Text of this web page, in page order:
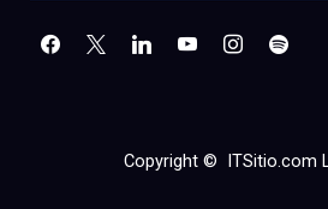
Copyright © ITSitio.com